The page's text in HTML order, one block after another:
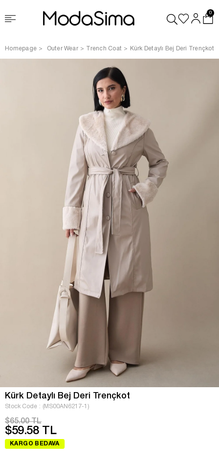
0
Homepage Outer Wear Trench Coat Kürk Detaylı Bej Deri Trençkot
Kürk Detaylı Bej Deri Trençkot
Stock Code (MS00AN6217-1)
$65.00 TL
$59.58 TL
KARGO BEDAVA